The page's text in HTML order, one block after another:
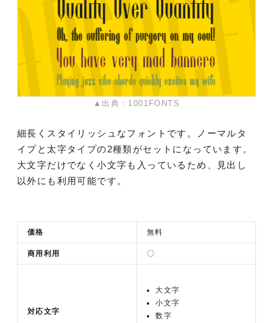
▲出典：1001FONTS
細長くスタイリッシュなフォントです。ノーマルタ
イプと太字タイプの2種類がセットになっています。
大文字だけでなく小文字も入っているため、見出し
以外にも利用可能です。
価格 無料
商用利用 〇
対応文字
大文字
小文字
数字